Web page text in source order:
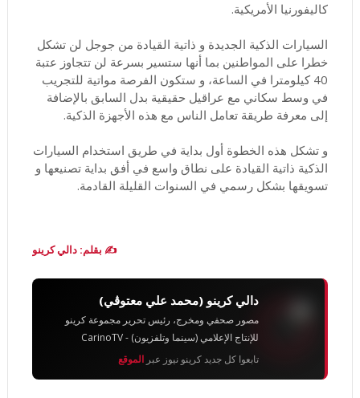
كاليفورنيا الأمريكية.
السيارات الذكية الجديدة و ذاتية القيادة من جوجل لن تشكل
خطرا على المواطنين بما أنها ستسير بسرعة لن تتجاوز عتبة
40 كيلومترا في الساعة، و ستكون الفرصة مواتية للتجريب
في وسط سكاني مع عراقيل حقيقية بدل السابق بالإضافة
إلى معرفة طريقة تعامل الناس مع هذه الأجهزة الذكية.
و تشكل هذه الخطوة أول بداية في طريق استخدام السيارات
الذكية ذاتية القيادة على نطاق واسع في أفق بداية تصنيعها و
تسويقها بشكل رسمي في السنوات القليلة القادمة.
✍️ بقلم: دالي كرينو
دالي كرينو (محمد علي معتوڨي)
مصور صحفي ومخرج، رئيس تحرير مجموعة كرينو
للإنتاج الإعلامي (سينما وتلفزيون) - CarinoTV
تابعوا كل جديد كرينو نيوز عبر الموقع